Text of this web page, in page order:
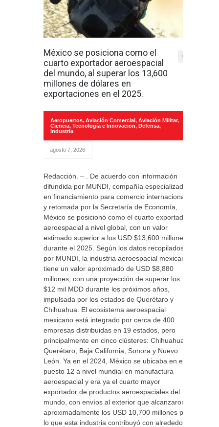
México se posiciona como el
cuarto exportador aeroespacial
del mundo, al superar los 13,600
millones de dólares en
exportaciones en el 2025.
0
Aeropuertos, Aviación Comercial, Aviación Militar,
Ciencia, Tecnología e Innovacion, Defensa,
Industria
agosto 7, 2026
Redacción. – . De acuerdo con información
difundida por MUNDI, compañía especializada
en financiamiento para comercio internacional
y retomada por la Secretaría de Economía,
México se posicionó como el cuarto exportador
aeroespacial a nivel global, con un valor
estimado superior a los USD $13,600 millones
durante el 2025. Según los datos recopilados
por MUNDI, la industria aeroespacial mexicana
tiene un valor aproximado de USD $8,880
millones, con una proyección de superar los
$12 mil MDD durante los próximos años,
impulsada por los estados de Querétaro y
Chihuahua. El ecosistema aeroespacial
mexicano está integrado por cerca de 400
empresas distribuidas en 19 estados, pero
principalmente en cinco clústeres: Chihuahua,
Querétaro, Baja California, Sonora y Nuevo
León. Ya en el 2024, México se ubicaba en el
puesto 12 a nivel mundial en manufactura
aeroespacial y era ya el cuarto mayor
exportador de productos aeroespaciales del
mundo, con envíos al exterior que alcanzaron
aproximadamente los USD 10,700 millones por
lo que esta industria contribuyó con alrededor